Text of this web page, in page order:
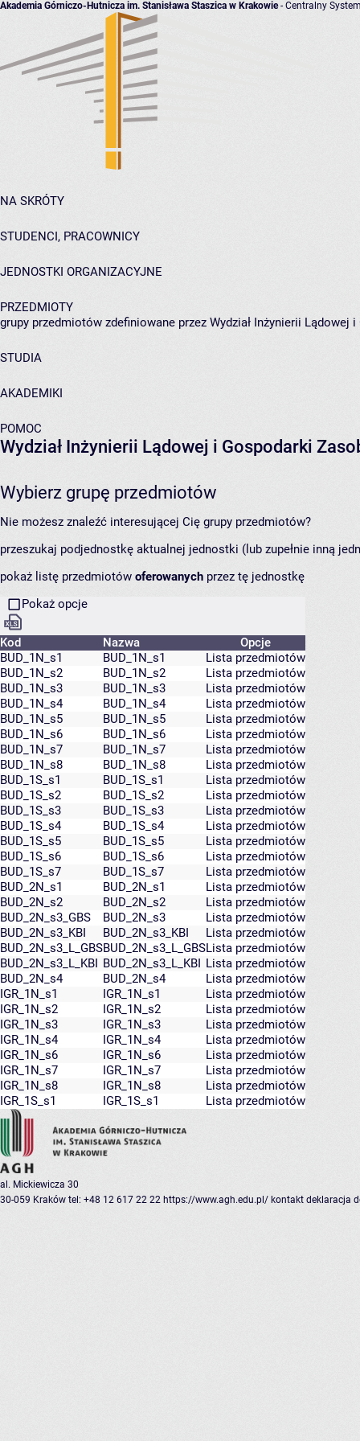
Akademia Górniczo-Hutnicza im. Stanisława Staszica w Krakowie- Centralny
NA SKRÓTY
STUDENCI, PRACOWNICY
JEDNOSTKI ORGANIZACYJNE
PRZEDMIOTY
grupy przedmiotów zdefiniowane przez Wydział Inżynierii Lądowej
STUDIA
AKADEMIKI
POMOC
Wydział Inżynierii Lądowej i Gospodarki
Wybierz grupę przedmiotów
Nie możesz znaleźć interesującej Cię grupy przedmiotów?
przeszukaj podjednostkę aktualnej jednostki (lub zupełnie inną
pokaż listę przedmiotów oferowanych przez tę jednostkę
Pokaż opcje
Kod Nazwa
Opcje
BUD_1N_s1
BUD_1N_s1
Lista przedmiotów
BUD_1N_s2
BUD_1N_s2
Lista przedmiotów
BUD_1N_s3
BUD_1N_s3
Lista przedmiotów
BUD_1N_s4
BUD_1N_s4
Lista przedmiotów
BUD_1N_s5
BUD_1N_s5
Lista przedmiotów
BUD_1N_s6
BUD_1N_s6
Lista przedmiotów
BUD_1N_s7
BUD_1N_s7
Lista przedmiotów
BUD_1N_s8
BUD_1N_s8
Lista przedmiotów
BUD_1S_s1
BUD_1S_s1
Lista przedmiotów
BUD_1S_s2
BUD_1S_s2
Lista przedmiotów
BUD_1S_s3
BUD_1S_s3
Lista przedmiotów
BUD_1S_s4
BUD_1S_s4
Lista przedmiotów
BUD_1S_s5
BUD_1S_s5
Lista przedmiotów
BUD_1S_s6
BUD_1S_s6
Lista przedmiotów
BUD_1S_s7
BUD_1S_s7
Lista przedmiotów
BUD_2N_s1
BUD_2N_s1
Lista przedmiotów
BUD_2N_s2
BUD_2N_s2
Lista przedmiotów
BUD_2N_s3_GBS
BUD_2N_s3
Lista przedmiotów
BUD_2N_s3_KBI
BUD_2N_s3_KBI
Lista przedmiotów
BUD_2N_s3_L_GBSBUD_2N_s3_L_GBSLista przedmiotów
BUD_2N_s3_L_KBI BUD_2N_s3_L_KBI Lista przedmiotów
BUD_2N_s4
BUD_2N_s4
Lista przedmiotów
IGR_1N_s1
IGR_1N_s1
Lista przedmiotów
IGR_1N_s2
IGR_1N_s2
Lista przedmiotów
IGR_1N_s3
IGR_1N_s3
Lista przedmiotów
IGR_1N_s4
IGR_1N_s4
Lista przedmiotów
IGR_1N_s6
IGR_1N_s6
Lista przedmiotów
IGR_1N_s7
IGR_1N_s7
Lista przedmiotów
IGR_1N_s8
IGR_1N_s8
Lista przedmiotów
IGR_1S_s1
IGR_1S_s1 Lista przedmiotów
al. Mickiewicza 30
30-059 Kraków tel: +48 12 617 22 22 https://www.agh.edu.pl/ kontakt deklaracja